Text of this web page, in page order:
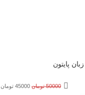
پایتون
50000 تومان قیمت
45000 تومان